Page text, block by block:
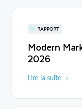
RAPPORT
Modern
2026
Lire la suite